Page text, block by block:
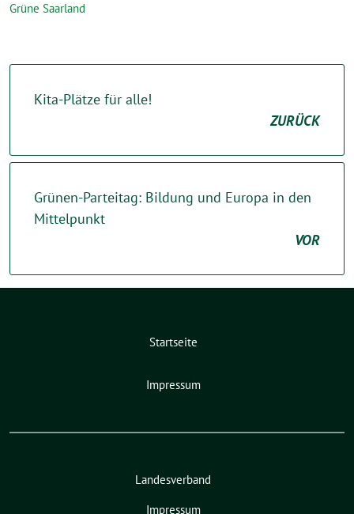
Grüne Saarland
Kita-Plätze für alle!
ZURÜCK
Grünen-Parteitag: Bildung und Europa in den
Mittelpunkt
VOR
Startseite
Impressum
Landesverband
Impressum